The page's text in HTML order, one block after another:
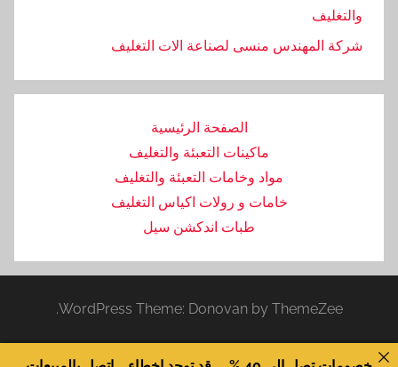
والتغليف
‏شركة المهندس منسى لصناعة الات التغليف
الصفحة الرئيسية
ماكينات التعبئة والتغليف
مواد وخامات التعبئة والتغليف
خامات و رولات اكياس التغليف
طبات اندكشن سيل
WordPress Theme: Donovan by ThemeZee.